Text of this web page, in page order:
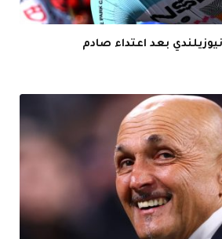
بعد اعتداء صادم